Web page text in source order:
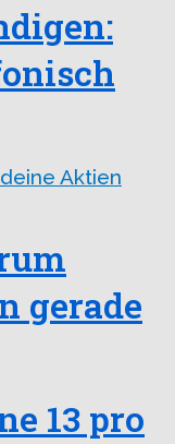
gerade
13 pro